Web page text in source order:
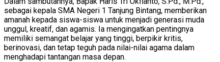
sebagai kepala SMA Negeri 1 Tanjung Bintang, memberikan
amanah kepada siswa-siswa untuk menjadi generasi muda
unggul, kreatif, dan agamis. Ia mengingatkan pentingnya
memiliki semangat belajar yang tinggi, berpikir kritis,
berinovasi, dan tetap teguh pada nilai-nilai agama dalam
menghadapi tantangan masa depan.